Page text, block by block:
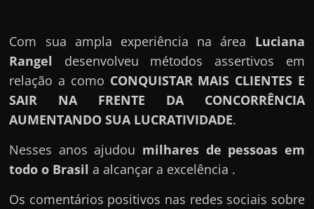
Com sua ampla experiência na área Luciana
Rangel
desenvolveu métodos assertivos em
relação a como CONQUISTAR MAIS CLIENTES E
SAIR NA FRENTE DA CONCORRÊNCIA
AUMENTANDO SUA LUCRATIVIDADE.
Nesses anos ajudou milhares de pessoas em
todo o Brasil a alcançar a excelência .
Os comentários positivos nas redes sociais sobre